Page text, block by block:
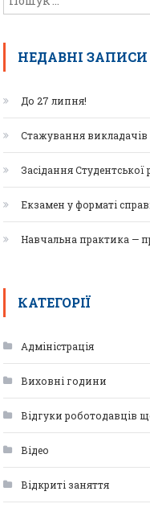
НЕДАВНІ ЗАПИСИ
До 27 липня!
Стажування
Засідання Студентської
Екзамен у форматі
Навчальна практика —
КАТЕГОРІЇ
Адміністрація
Виховні години
Відгуки роботодавців
Відео
Відкриті заняття